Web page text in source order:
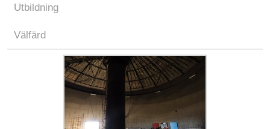
Utbildning
Välfärd